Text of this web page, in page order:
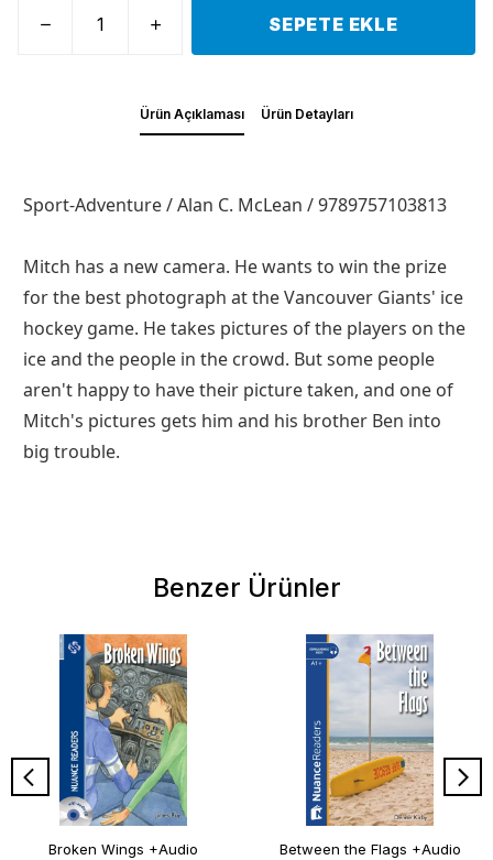
SEPETE EKLE
Ürün Açıklaması Ürün Detayları
Sport-Adventure / Alan C. McLean / 9789757103813
Mitch has a new camera. He wants to win the prize
for the best photograph at the Vancouver Giants' ice
hockey game. He takes pictures of the players on the
ice and the people in the crowd. But some people
aren't happy to have their picture taken, and one of
Mitch's pictures gets him and his brother Ben into
big trouble.
Benzer Ürünler
Broken Wings +Audio
Between the Flags +Audio